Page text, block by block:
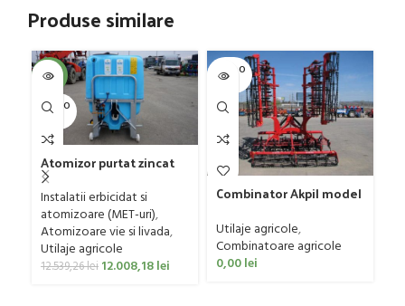
Produse similare
-4%
SOLD O
UT
Atomizor purtat zincat
pentru vie si livada
Bufer, model Ronda,
400 litri
Instalatii erbicidat si
atomizoare (MET-uri),
Atomizoare vie si livada,
Utilaje agricole
12.539,26lei 12.008,18lei
SOLD O
UT
Combinator Akpil model
Utilaje agricole,
Combinatoare agricole
0,00lei